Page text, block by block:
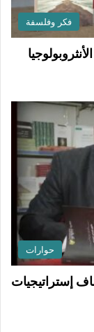
فكر وفلسفة
حوارات
إستراتيجيات